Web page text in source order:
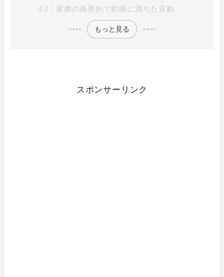
童磨の偽善的で欺瞞に満ちた言動
もっと見る
スポンサーリンク